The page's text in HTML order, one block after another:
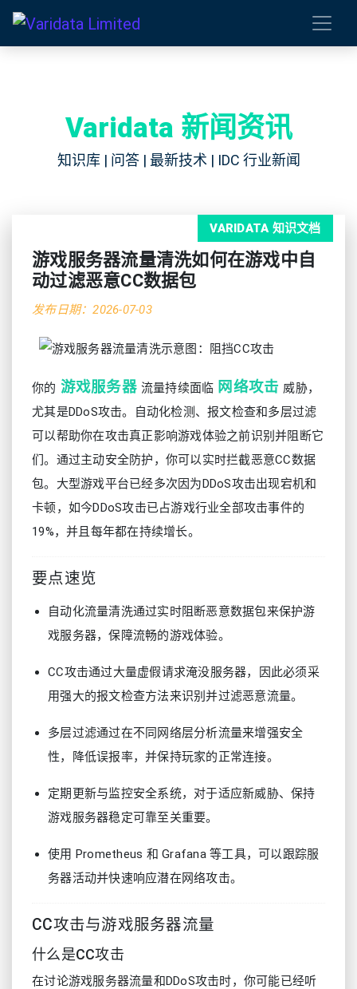
Varidata 新闻资讯
知识库 | 问答 | 最新技术 | IDC 行业新闻
VARIDATA 知识文档
游戏服务器流量清洗如何在游戏中自
动过滤恶意CC数据包
发布日期：2026-07-03
你的 游戏服务器 流量持续面临 网络攻击 威胁，
尤其是DDoS攻击。自动化检测、报文检查和多层过滤
可以帮助你在攻击真正影响游戏体验之前识别并阻断它
们。通过主动安全防护，你可以实时拦截恶意CC数据
包。大型游戏平台已经多次因为DDoS攻击出现宕机和
卡顿，如今DDoS攻击已占游戏行业全部攻击事件的
19%，并且每年都在持续增长。
要点速览
自动化流量清洗通过实时阻断恶意数据包来保护游
戏服务器，保障流畅的游戏体验。
CC攻击通过大量虚假请求淹没服务器，因此必须采
用强大的报文检查方法来识别并过滤恶意流量。
多层过滤通过在不同网络层分析流量来增强安全
性，降低误报率，并保持玩家的正常连接。
定期更新与监控安全系统，对于适应新威胁、保持
游戏服务器稳定可靠至关重要。
使用 Prometheus 和 Grafana 等工具，可以跟踪服
务器活动并快速响应潜在网络攻击。
CC攻击与游戏服务器流量
什么是CC攻击
在讨论游戏服务器流量和DDoS攻击时，你可能已经听